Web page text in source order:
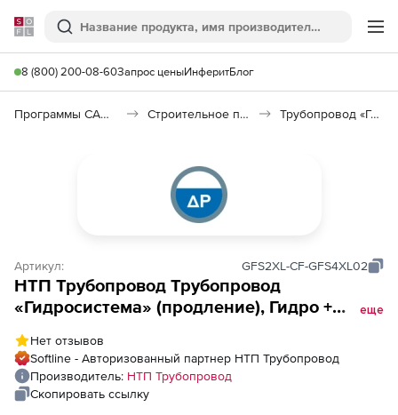
Softline
Поиск
8 (800) 200-08-60Запрос ценыИнферитБлог
Программы САПР и ГИС Строительное программное обеспечение Трубопровод «Гидросистема»
Артикул: GFS2XL-CF-GFS4XL02
НТП Трубопровод Трубопровод
«Гидросистема» (продление), Гидро +
рабочее место
еще
Нет отзывов
Softline - Авторизованный партнер НТП Трубопровод
Производитель: НТП Трубопровод
Скопировать ссылку